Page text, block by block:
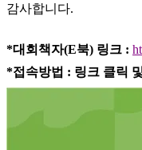
감사합니다.
*대회책자(E북) 링크 :
*접속방법 : 링크 클릭